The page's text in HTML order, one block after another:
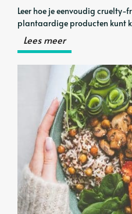
Leer hoe je eenvoudig cruelty-
plantaardige producten kunt
Lees meer